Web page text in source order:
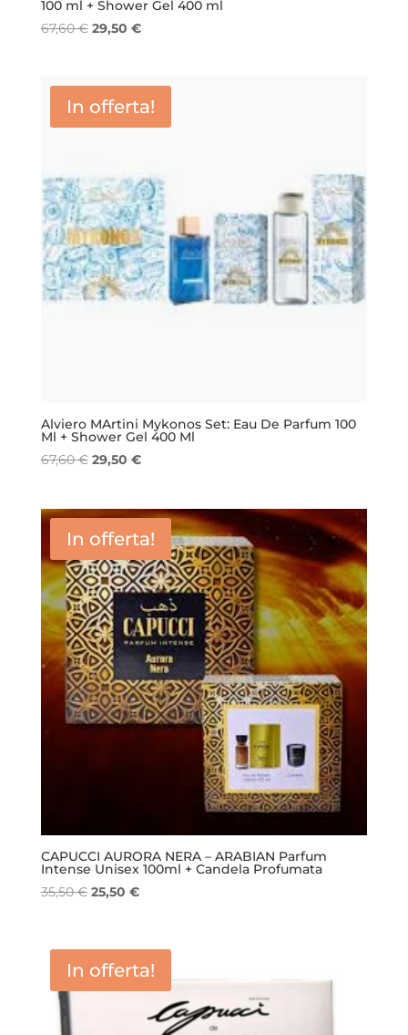
100 ml + Shower Gel 400 ml
67,60€ Il
era:
67,60 €.
29,50 €Il
è:
29,50 €.
In offerta!
Alviero MArtini Mykonos Set: Eau De Parfum 100
Ml + Shower Gel 400 Ml
67,60€ Il
era:
67,60 €.
29,50 €Il
è:
29,50 €.
In offerta!
CAPUCCI AURORA NERA – ARABIAN Parfum
Intense Unisex 100ml + Candela Profumata
35,50€ Il
era:
35,50 €.
25,50 €Il
è:
25,50 €.
In offerta!